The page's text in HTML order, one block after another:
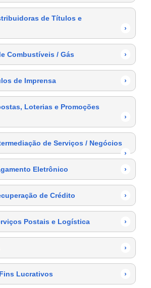
de Títulos e
›
Combustíveis / Gás ›
de Imprensa ›
Loterias e Promoções
›
de Serviços / Negócios
›
Eletrônico
›
de Crédito ›
Postais e Logística ›
›
Lucrativos ›